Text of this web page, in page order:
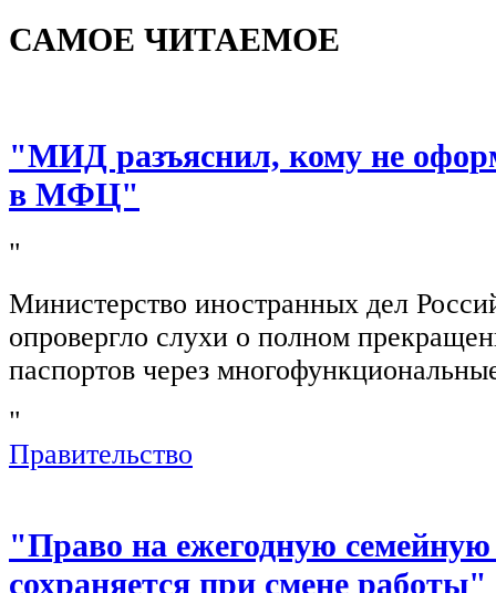
САМОЕ ЧИТАЕМОЕ
"МИД разъяснил, кому не
в МФЦ"
"
Министерство иностранных дел
опровергло слухи о полном
паспортов через
"
Правительство
"Право на ежегодную
сохраняется при смене работы"